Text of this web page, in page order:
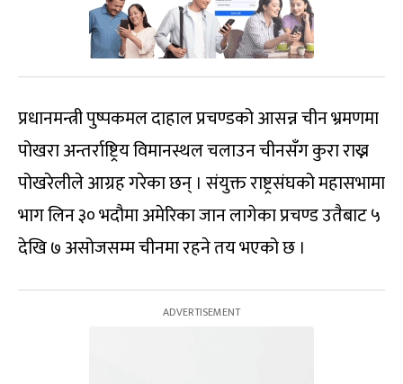
प्रधानमन्त्री पुष्पकमल दाहाल प्रचण्डको आसन्न चीन भ्रमणमा
पोखरा अन्तर्राष्ट्रिय विमानस्थल चलाउन चीनसँग कुरा राख्न
पोखरेलीले आग्रह गरेका छन् । संयुक्त राष्ट्रसंघको महासभामा
भाग लिन ३० भदौमा अमेरिका जान लागेका प्रचण्ड उतैबाट ५
देखि ७ असोजसम्म चीनमा रहने तय भएको छ ।